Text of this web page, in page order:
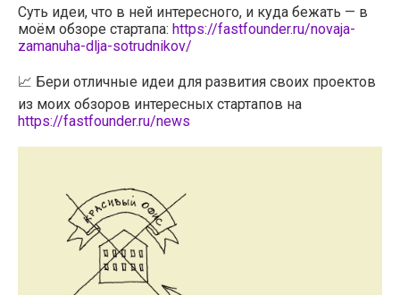
Суть идеи, что в ней интересного, и куда бежать — в
моём обзоре стартапа: https://fastfounder.ru/novaja-
zamanuha-dlja-sotrudnikov/
📈 Бери отличные идеи для развития своих проектов
из моих обзоров интересных стартапов на
https://fastfounder.ru/news